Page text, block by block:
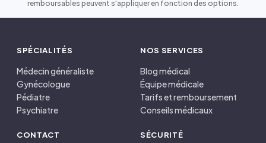
remboursables peuvent s'appliquer en fonction des options.
SPÉCIALITÉS
Médecin généraliste
Gynécologue
Pédiatre
Psychiatre
NOS SERVICES
Blog médical
Équipe médicale
Tarifs et remboursement
Conseils médicaux
CONTACT SÉCURITÉ